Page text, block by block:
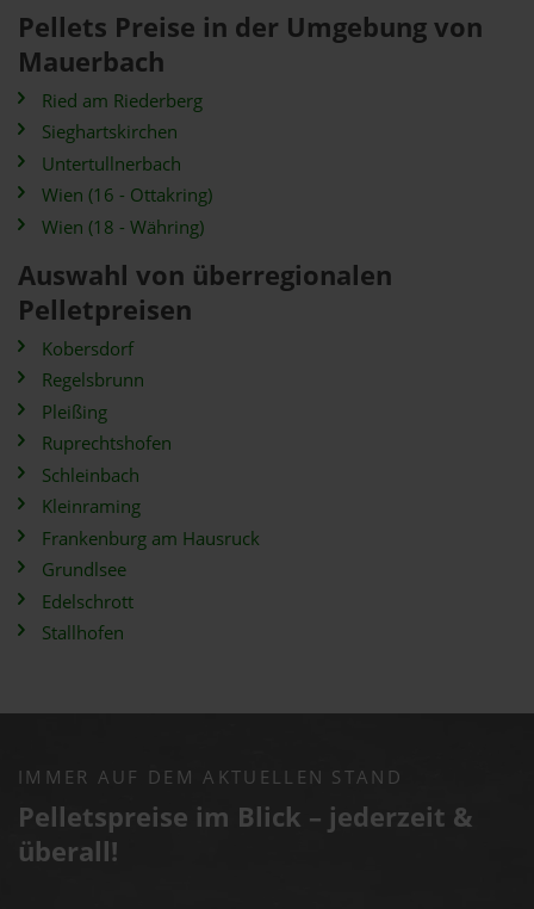
Pellets Preise in der Umgebung von
Mauerbach
Ried am Riederberg
Sieghartskirchen
Untertullnerbach
Wien (16 - Ottakring)
Wien (18 - Währing)
Auswahl von überregionalen
Pelletpreisen
Kobersdorf
Regelsbrunn
Pleißing
Ruprechtshofen
Schleinbach
Kleinraming
Frankenburg am Hausruck
Grundlsee
Edelschrott
Stallhofen
IMMER AUF DEM AKTUELLEN STAND
Pelletspreise im Blick – jederzeit &
überall!